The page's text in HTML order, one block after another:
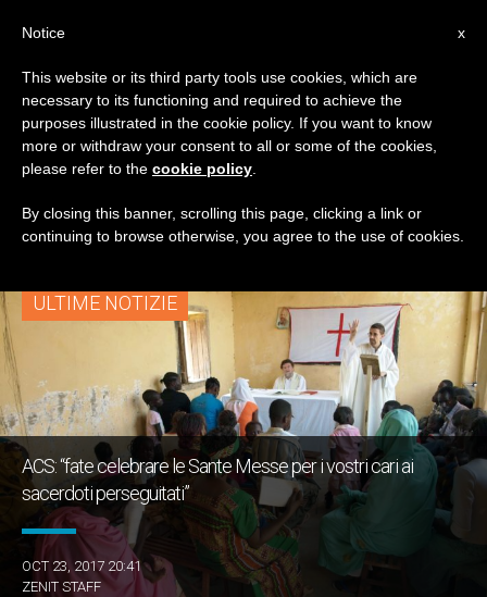
TAG
Posts Tagged ‘2
Novembre’
ULTIME NOTIZIE
ACS: “fate celebrare le Sante Messe per i vostri cari ai
sacerdoti perseguitati”
OCT 23, 2017 20:41
ZENIT STAFF
x
Notice
This website or its third party tools use cookies, which are
necessary to its functioning and required to achieve the
purposes illustrated in the cookie policy. If you want to know
more or withdraw your consent to all or some of the cookies,
please refer to the cookie policy
By closing this banner, scrolling this page, clicking a link or
continuing to browse otherwise, you agree to the use of cookies.